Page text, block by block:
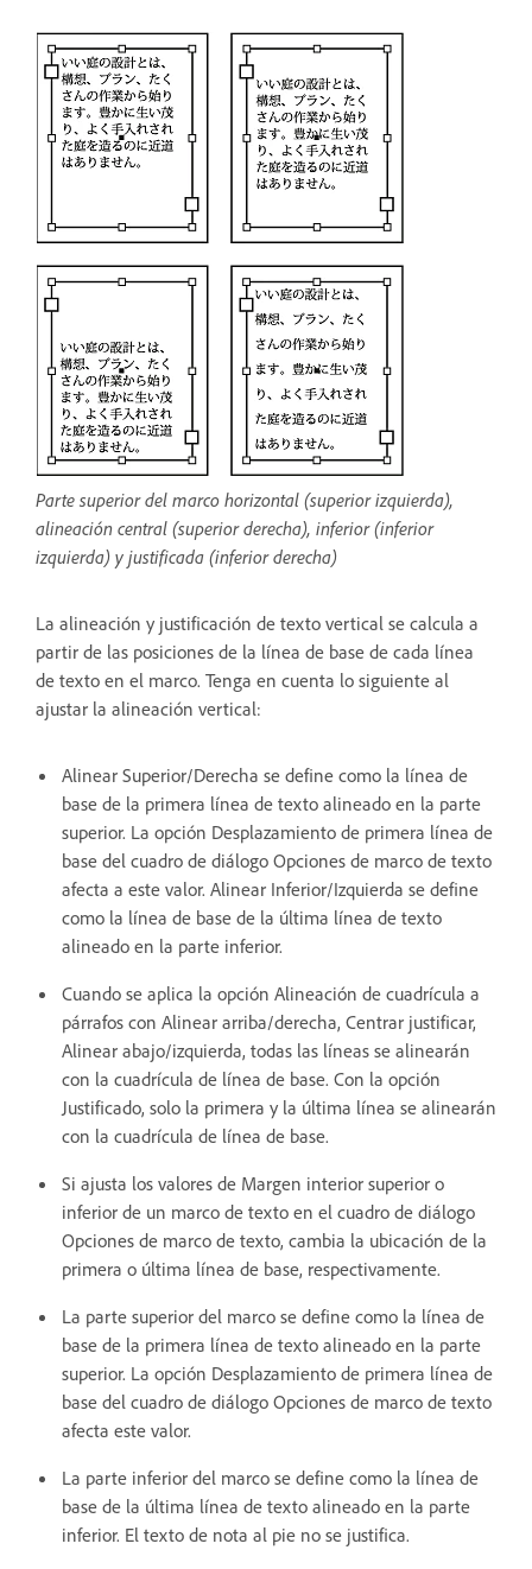
Parte superior del marco horizontal (superior izquierda),
alineación central (superior derecha), inferior (inferior
izquierda) y justificada (inferior derecha)
La alineación y justificación de texto vertical se calcula a
partir de las posiciones de la línea de base de cada línea
de texto en el marco. Tenga en cuenta lo siguiente al
ajustar la alineación vertical:
Alinear Superior/Derecha se define como la línea de
base de la primera línea de texto alineado en la parte
superior. La opción Desplazamiento de primera línea de
base del cuadro de diálogo Opciones de marco de texto
afecta a este valor. Alinear Inferior/Izquierda se define
como la línea de base de la última línea de texto
alineado en la parte inferior.
Cuando se aplica la opción Alineación de cuadrícula a
párrafos con Alinear arriba/derecha, Centrar justificar,
Alinear abajo/izquierda, todas las líneas se alinearán
con la cuadrícula de línea de base. Con la opción
Justificado, solo la primera y la última línea se alinearán
con la cuadrícula de línea de base.
Si ajusta los valores de Margen interior superior o
inferior de un marco de texto en el cuadro de diálogo
Opciones de marco de texto, cambia la ubicación de la
primera o última línea de base, respectivamente.
La parte superior del marco se define como la línea de
base de la primera línea de texto alineado en la parte
superior. La opción Desplazamiento de primera línea de
base del cuadro de diálogo Opciones de marco de texto
afecta este valor.
La parte inferior del marco se define como la línea de
base de la última línea de texto alineado en la parte
inferior. El texto de nota al pie no se justifica.